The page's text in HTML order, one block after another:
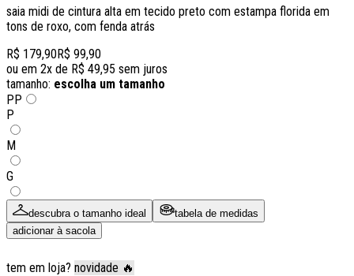
saia midi de cintura alta em tecido preto com estampa florida em
tons de roxo, com fenda atrás
R$ 179,90R$ 99,90
ou em 2x de R$ 49,95 sem juros
tamanho: escolha um tamanho
PP
P
M
G
descubra o tamanho ideal
tabela de medidas
adicionar à sacola
tem em loja? novidade 🔥